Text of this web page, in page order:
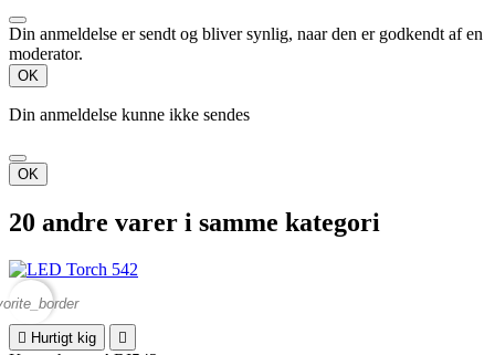
Din anmeldelse er sendt og bliver synlig, naar den er godkendt af en
moderator.
OK
Din anmeldelse kunne ikke sendes
OK
20 andre varer i samme kategori
 Hurtigt kig 